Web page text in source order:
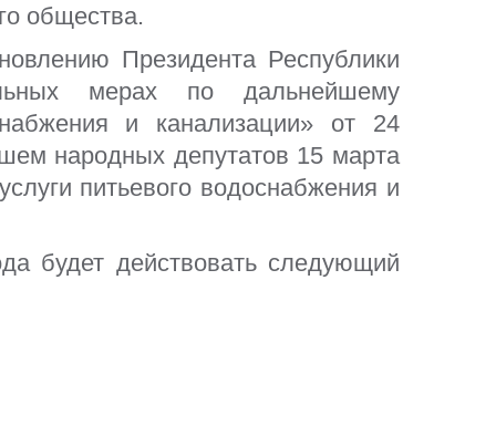
общества.
Президента Республики
мерах по дальнейшему
и канализации» от 24
народных депутатов 15 марта
питьевого водоснабжения и
будет действовать следующий